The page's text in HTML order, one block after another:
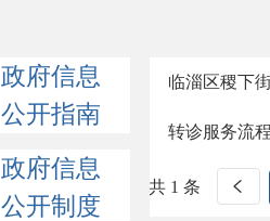
政府信息
公开指南
政府信息
公开制度
临淄区稷下
转诊服务流
共 1 条